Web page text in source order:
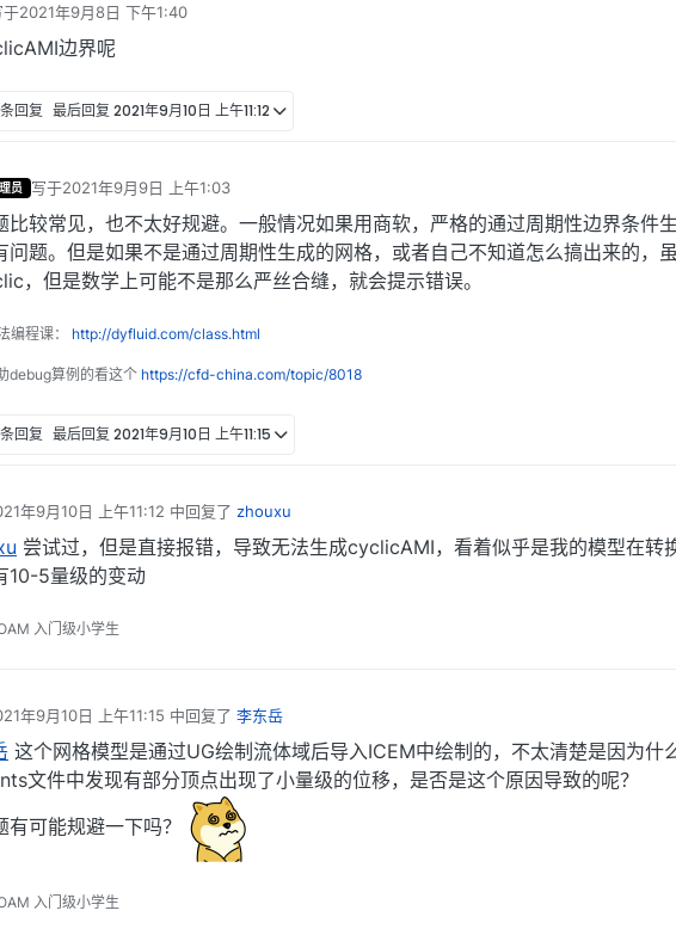
{
wall_d;
type
            cyclic;
patches;
(WALL_D)
set
f0;
neighbourPatch       wall_d;
transform
   unknown;
(WALL_U)
f0;
{
neighbourPatch       wall_r;
transform
   unknown;
patches;
(WALL_L)
type            cyclic;
neighbourPatch      wall_u;
transform
   unknown;
(WALL_D)
于2021年9月8日 下午1:40
由 编辑
边界呢
回复 最后回复 2021年9月10日 上午11:12
员 写于2021年9月9日 上午1:03
最后由 编辑
比较常见，也不太好规避。一般情况如果用商软，严格的通过周期性边界条件
问题。但是如果不是通过周期性生成的网格，或者自己不知道怎么搞出来的，
，但是数学上可能不是那么严丝合缝，就会提示错误。
编程课： http://dyfluid.com/class.html
debug算例的看这个 https://cfd-china.com/topic/8018
回复 最后回复 2021年9月10日 上午11:15
年9月10日 上午11:12 中回复了 zhouxu
编辑
尝试过，但是直接报错，导致无法生成cyclicAMI，看着似乎是我的模型在转
10-5量级的变动
入门级小学生
年9月10日 上午11:15 中回复了 李东岳
编辑
这个网格模型是通过UG绘制流体域后导入ICEM中绘制的，不太清楚是因为什
文件中发现有部分顶点出现了小量级的位移，是否是这个原因导致的呢？
有可能规避一下吗？
入门级小学生